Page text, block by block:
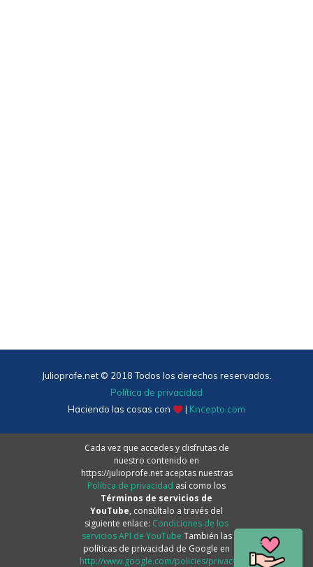
Julioprofe.net © 2018 Todos los derechos reservados.
Política de privacidad
Haciendo las cosas con
| Kncepto.com
Cada vez que accedes y disfrutas de
nuestro contenido en
https://julioprofe.net aceptas nuestras
Política de privacidad así como los
Términos de servicios de
YouTube, consúltalo a través del
siguiente enlace: Condiciones de los
servicios API de YouTube También las
políticas de privacidad de Google en
http://www.google.com/policies/privacy.